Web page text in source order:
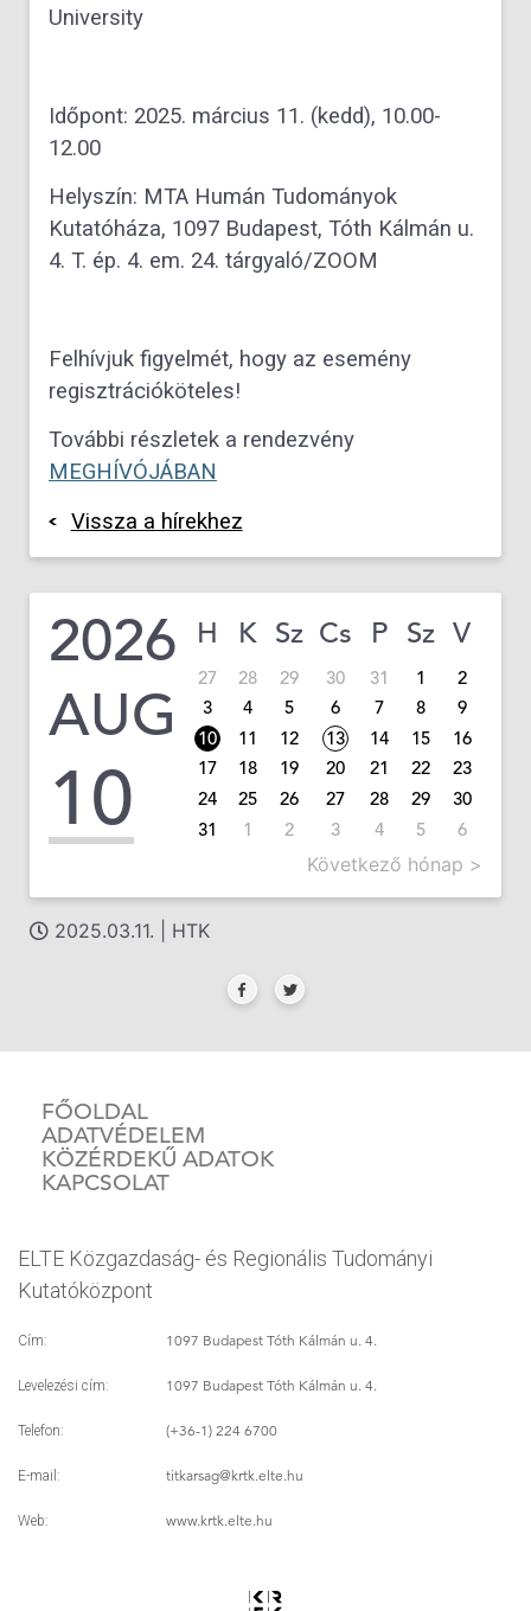
University
Időpont: 2025. március 11. (kedd), 10.00-
12.00
Helyszín: MTA Humán Tudományok
Kutatóháza, 1097 Budapest, Tóth Kálmán u.
4. T. ép. 4. em. 24. tárgyaló/ZOOM
Felhívjuk figyelmét, hogy az esemény
regisztrációköteles!
További részletek a rendezvény
MEGHÍVÓJÁBAN
Vissza a hírekhez
2026
AUG
10
H K Sz Cs P Sz V
27 28 29 30 31 1
2
3
4 5 6 7 8
9
10
11 12 13 14 15
16
17
18 19 20 21 22
23
24
25 26 27 28 29
30
31
1 2 3 4 5 6
Következő hónap >
2025.03.11. | HTK
FŐOLDAL
ADATVÉDELEM
KÖZÉRDEKŰ ADATOK
KAPCSOLAT
ELTE Közgazdaság- és Regionális Tudományi
Kutatóközpont
Cím: 1097 Budapest Tóth Kálmán u. 4.
Levelezési cím: 1097 Budapest Tóth Kálmán u. 4.
Telefon: (+36-1) 224 6700
E-mail: titkarsag@krtk.elte.hu
Web: www.krtk.elte.hu